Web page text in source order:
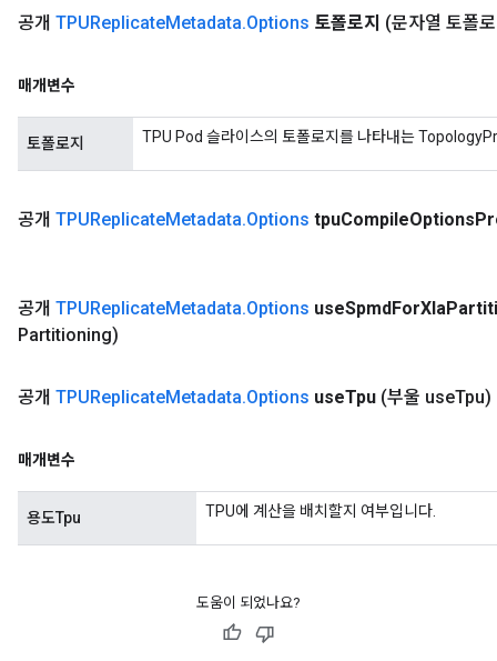
공개 TPUReplicateMetadata.Options 토폴로지 (문자열 토폴
매개변수
토폴로지 TPU Pod 슬라이스의 토폴로지를 나타내는
공개 TPUReplicateMetadata.Options tpuCompileOptions
공개 TPUReplicateMetadata.Options useSpmdForXla
Partitioning)
공개 TPUReplicateMetadata.Options useTpu (부울 useTpu)
매개변수
용도Tpu TPU에 계산을 배치할지 여부입니다.
도움이 되었나요?